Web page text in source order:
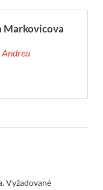
Markovicova
Andrea
Vyžadované